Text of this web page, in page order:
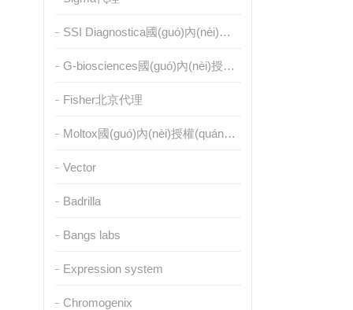
SSI Diagnostica國(guó)內(nèi)授權(quán)代理
G-biosciences國(guó)內(nèi)授權(quán)代理
Fisher北京代理
Moltox國(guó)內(nèi)授權(quán)代理
Vector
Badrilla
Bangs labs
Expression system
Chromogenix